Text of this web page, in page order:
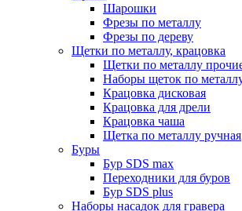
Шарошки
Фрезы по металлу
Фрезы по дереву
Щетки по металлу, крацовка
Щетки по металлу
Наборы щеток по
Крацовка дисковая
Крацовка для дрели
Крацовка чаша
Щетка по металлу ручная
Буры
Бур SDS max
Переходники для буров
Бур SDS plus
Наборы насадок для гравера